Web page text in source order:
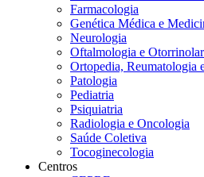
Farmacologia
Genética Médica e
Neurologia
Oftalmologia e
Ortopedia, Reumatologia
Patologia
Pediatria
Psiquiatria
Radiologia e Oncologia
Saúde Coletiva
Tocoginecologia
Centros